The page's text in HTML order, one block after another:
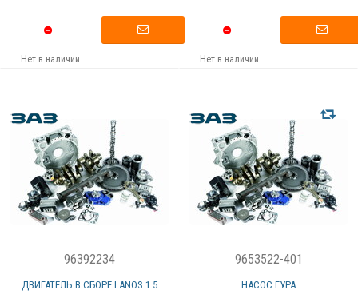
Нет в наличии Нет в наличии
96392234
ДВИГАТЕЛЬ В СБОРЕ LANOS 1.5
9653522-401
НАСОС ГУРА